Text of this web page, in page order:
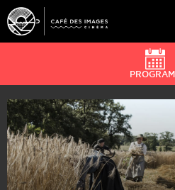
À
CAFÉ
ÉDUCATION